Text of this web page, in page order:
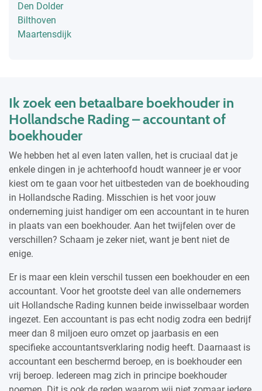
Den Dolder
Bilthoven
Maartensdijk
Ik zoek een betaalbare boekhouder in
Hollandsche Rading – accountant of
boekhouder
We hebben het al even laten vallen, het is cruciaal dat je
enkele dingen in je achterhoofd houdt wanneer je er voor
kiest om te gaan voor het uitbesteden van de boekhouding
in Hollandsche Rading. Misschien is het voor jouw
onderneming juist handiger om een accountant in te huren
in plaats van een boekhouder. Aan het twijfelen over de
verschillen? Schaam je zeker niet, want je bent niet de
enige.
Er is maar een klein verschil tussen een boekhouder en een
accountant. Voor het grootste deel van alle ondernemers
uit Hollandsche Rading kunnen beide inwisselbaar worden
ingezet. Een accountant is pas echt nodig zodra een bedrijf
meer dan 8 miljoen euro omzet op jaarbasis en een
specifieke accountantsverklaring nodig heeft. Daarnaast is
accountant een beschermd beroep, en is boekhouder een
vrij beroep. Iedereen mag zich in principe boekhouder